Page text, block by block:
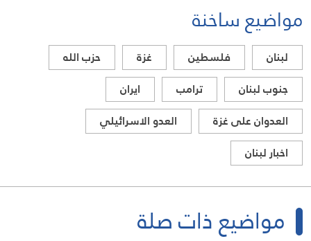
مواضيع ساخنة
لبنان فلسطين غزة
حزب الله
جنوب لبنان
ترامب
ايران
العدوان على غزة
العدو الاسرائيلي
اخبار لبنان
مواضيع ذات صلة